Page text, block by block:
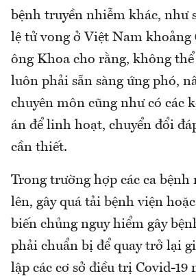
bệnh truyền nhiễm khác, như
lệ tử vong ở Việt Nam khoảng
ông Khoa cho rằng, không
luôn phải sẵn sàng ứng phó,
chuyên môn cũng như có các
án để linh hoạt, chuyển đổi
cần thiết.
Trong trường hợp các ca bệnh
lên, gây quá tải bệnh viện
biến chủng nguy hiểm gây
phải chuẩn bị để quay trở lại
lập các cơ sở điều trị Covid-19